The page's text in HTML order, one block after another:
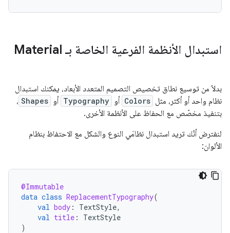
استبدال الأنظمة الفرعية الخاصة بـ Material
بدلاً من توسيع نطاق تخصيص التصميم المتعدد الأبعاد، يمكنك استبدال
نظام واحد أو أكثر، مثل Colors أو Typography أو Shapes ،
بتنفيذ مخصّص مع الحفاظ على الأنظمة الأخرى.
لنفترض أنّك تريد استبدال نظامَي النوع والشكل مع الاحتفاظ بنظام
الألوان:
@Immutable
data class ReplacementTypography(
val body : TextStyle,
val title :
TextStyle
)